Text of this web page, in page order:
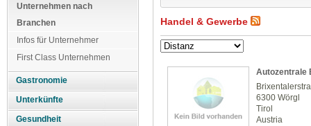
Unternehmen nach
Branchen
Infos für Unternehmer
First Class Unternehmen
Gastronomie
Unterkünfte
Gesundheit
Handel & Gewerbe
Autozentrale
6300 Wörgl
Tirol
Austria